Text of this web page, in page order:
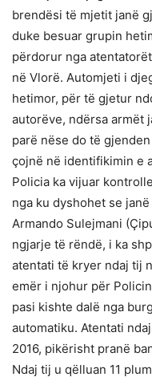
brendësi të mjetit janë
duke besuar grupin
përdorur nga
në Vlorë. Automjeti i
hetimor, për të gjetur
autorëve, ndërsa armët
parë nëse do të
çojnë në identifikimin e
Policia ka vijuar
nga ku dyshohet se
Armando Sulejmani
ngjarje të rëndë, i ka
atentati të kryer ndaj tij
emër i njohur për
pasi kishte dalë nga
automatiku. Atentati
2016, pikërisht pranë
Ndaj tij u qëlluan 11